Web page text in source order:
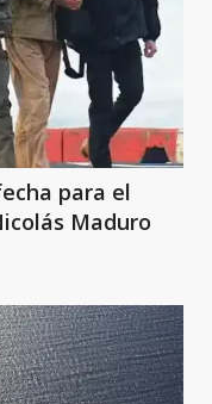
para el
Maduro